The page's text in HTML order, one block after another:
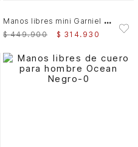
M
anos libres mini Garniel 3.0 para hombre
$ 449.900 $ 314. 930